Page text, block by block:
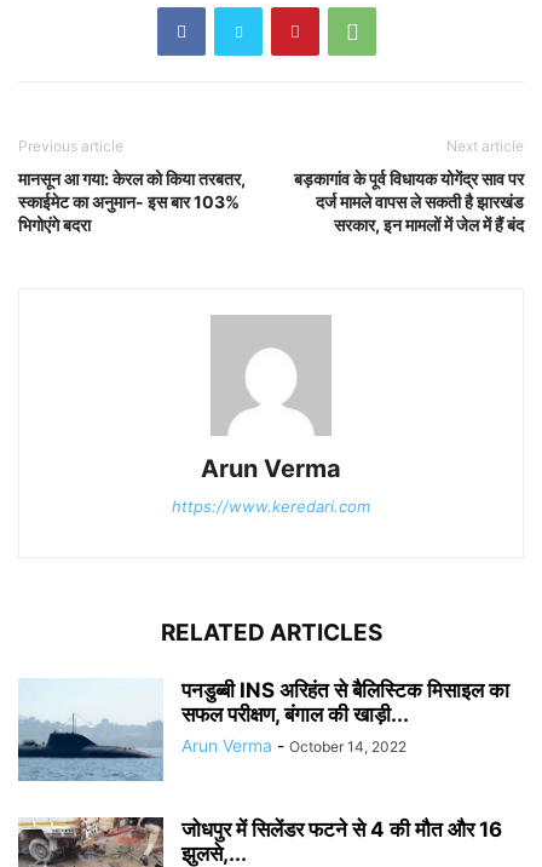
Previous article
मानसून आ गया: केरल को किया तरबतर,
स्काईमेट का अनुमान- इस बार 103%
भिगोएंगे बदरा
Next article
बड़कागांव के पूर्व विधायक योगेंद्र साव पर
दर्ज मामले वापस ले सकती है झारखंड
सरकार, इन मामलों में जेल में हैं बंद
Arun Verma
https://www.keredari.com
RELATED ARTICLES
पनडुब्‍बी INS अरिहंत से बैलिस्टिक मिसाइल का
सफल परीक्षण, बंगाल की खाड़ी...
Arun Verma - October 14, 2022
जोधपुर में सिलेंडर फटने से 4 की मौत और 16
झुलसे,...